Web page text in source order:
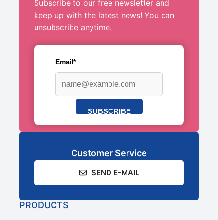
Subscribe to our free newsletter and
keep up with the latest news! You can
unsubscribe anytime.
Email*
SUBSCRIBE
Customer Service
SEND E-MAIL
PRODUCTS